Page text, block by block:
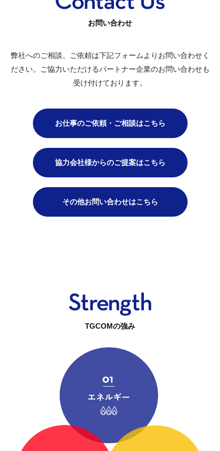
お問い合わせ
弊社へのご相談、ご依頼は下記フォームよりお問い合わせく
ださい。
ご協力いただけるパートナー企業のお問い合わせも
受け付けております。
お仕事のご依頼・ご相談はこちら
協力会社様からのご提案はこちら
その他お問い合わせはこちら
TGCOMの強み